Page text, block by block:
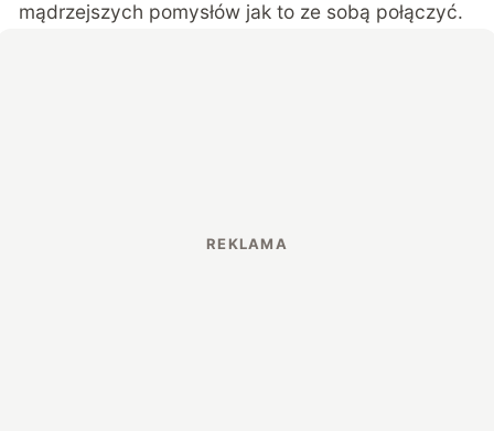
mądrzejszych pomysłów jak to ze sobą połączyć.